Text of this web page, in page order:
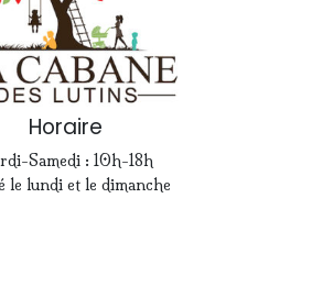
Horaire
Samedi : 10h-18h
le lundi et le dimanche